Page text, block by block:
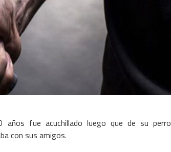
años fue acuchillado luego que de su perro
con sus amigos.